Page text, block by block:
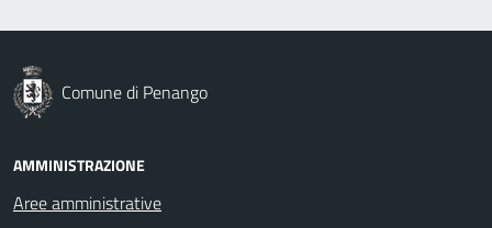
Comune di Penango
AMMINISTRAZIONE
Aree amministrative